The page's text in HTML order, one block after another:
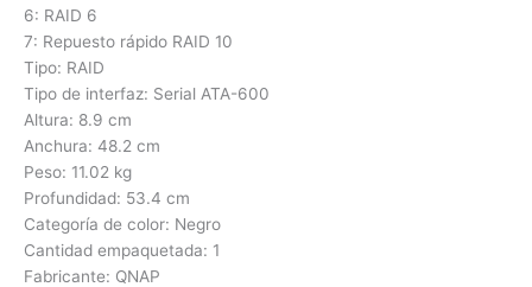
6: RAID 6
7: Repuesto rápido RAID 10
Tipo: RAID
Tipo de interfaz: Serial ATA-600
Altura: 8.9 cm
Anchura: 48.2 cm
Peso: 11.02 kg
Profundidad: 53.4 cm
Categoría de color: Negro
Cantidad empaquetada: 1
Fabricante: QNAP